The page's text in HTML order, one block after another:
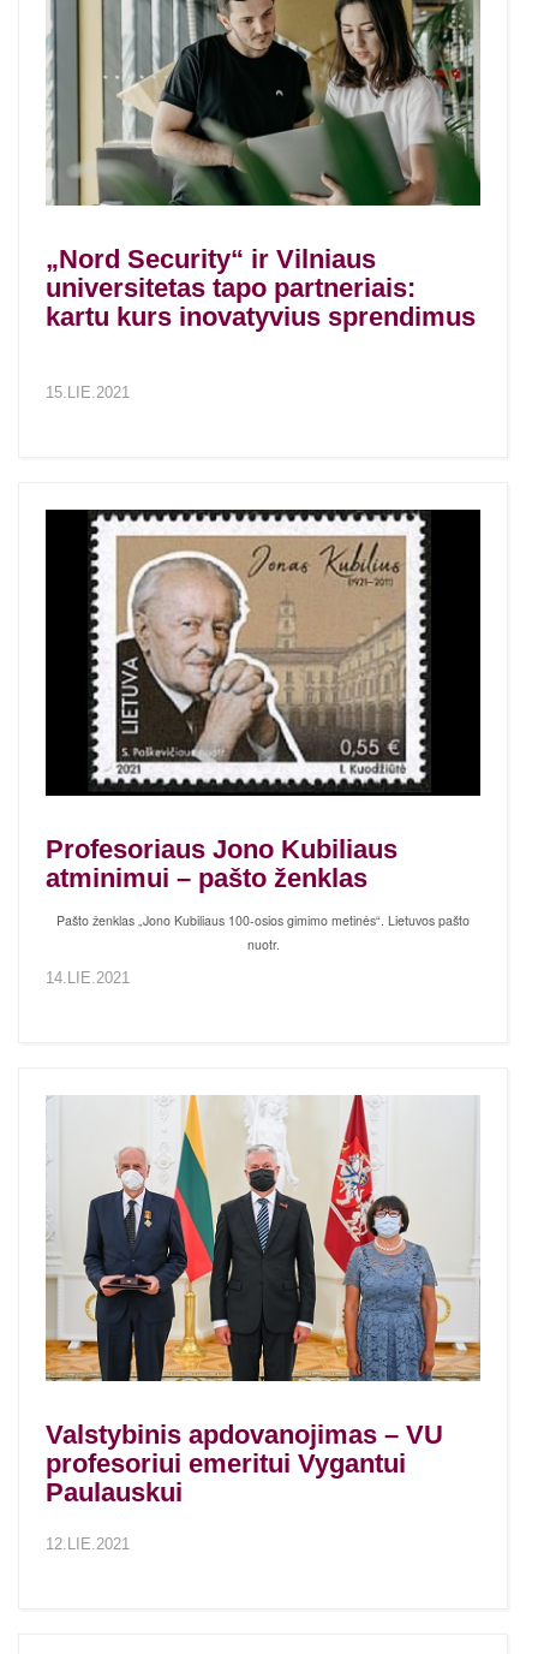
„Nord Security“ ir Vilniaus
universitetas tapo partneriais:
kartu kurs inovatyvius sprendimus
15.LIE.2021
Profesoriaus Jono Kubiliaus
atminimui – pašto ženklas
Pašto ženklas „Jono Kubiliaus 100-osios gimimo metinės“. Lietuvos pašto
nuotr.
14.LIE.2021
Valstybinis apdovanojimas – VU
profesoriui emeritui Vygantui
Paulauskui
12.LIE.2021